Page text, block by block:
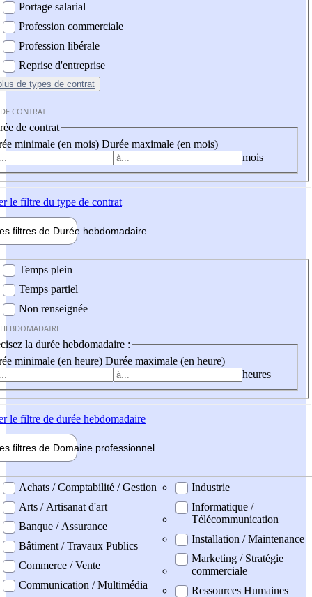
Portage salarial
Profession commerciale
Profession libérale
Reprise d'entreprise
de types de contrat
CONTRAT
de contrat
minimale (en mois) Durée maximale (en mois)
mois
le filtre du type de contrat
filtres de Durée hebdomadaire
Temps plein
Temps partiel
Non renseignée
la durée hebdomadaire :
minimale (en heure) Durée maximale (en heure)
heures
le filtre de durée hebdomadaire
filtres de Domaine professionnel
professionel
Achats / Comptabilité / Gestion
Arts / Artisanat d'art
Banque / Assurance
Bâtiment / Travaux Publics
Commerce / Vente
Communication / Multimédia
Industrie
Informatique /
Télécommunication
Installation / Maintenance
Marketing / Stratégie
commerciale
Ressources Humaines